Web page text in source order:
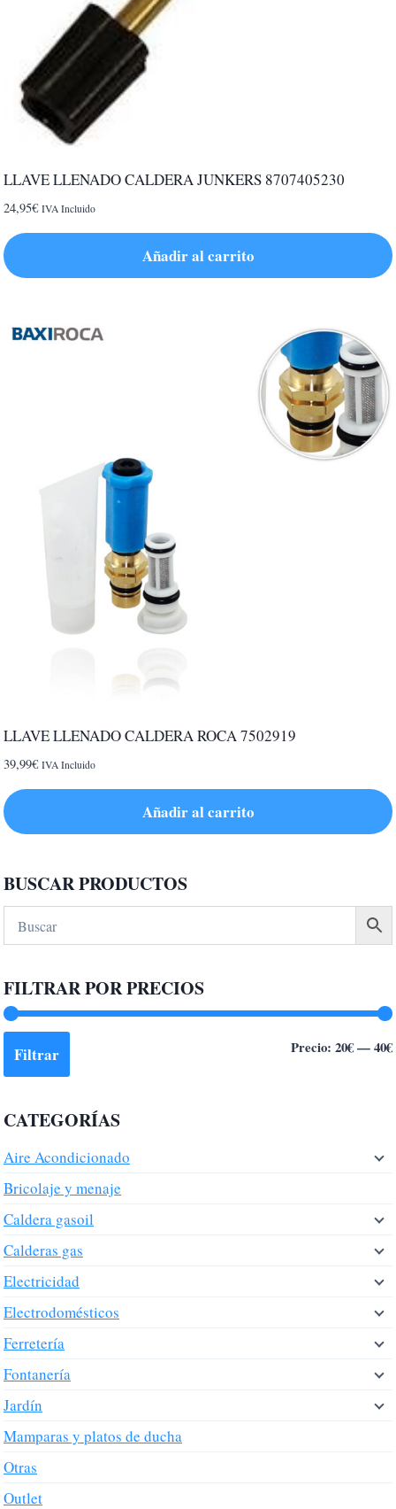
LLAVE LLENADO CALDERA JUNKERS 8707405230
24,95€ IVA Incluido
Añadir al carrito
LLAVE LLENADO CALDERA ROCA 7502919
39,99€ IVA Incluido
Añadir al carrito
BUSCAR PRODUCTOS
FILTRAR POR PRECIOS
Filtrar Precio: 20€—40€
CATEGORÍAS
Aire Acondicionado
Bricolaje y menaje
Caldera gasoil
Calderas gas
Electricidad
Electrodomésticos
Ferretería
Fontanería
Jardín
Mamparas y platos de ducha
Otras
Outlet